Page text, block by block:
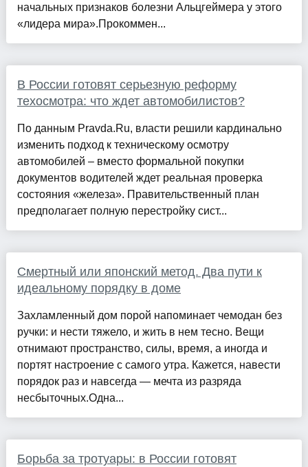
начальных признаков болезни Альцгеймера у этого
«лидера мира».Прокоммен...
В России готовят серьезную реформу
техосмотра: что ждет автомобилистов?
По данным Pravda.Ru, власти решили кардинально
изменить подход к техническому осмотру
автомобилей – вместо формальной покупки
документов водителей ждет реальная проверка
состояния «железа». Правительственный план
предполагает полную перестройку сист...
Смертный или японский метод. Два пути к
идеальному порядку в доме
Захламленный дом порой напоминает чемодан без
ручки: и нести тяжело, и жить в нем тесно. Вещи
отнимают пространство, силы, время, а иногда и
портят настроение с самого утра. Кажется, навести
порядок раз и навсегда — мечта из разряда
несбыточных.Одна...
Борьба за тротуары: в России готовят